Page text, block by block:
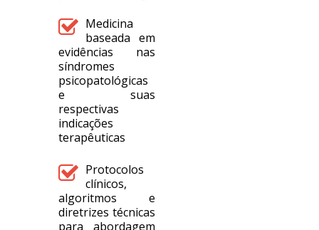
Medicina
baseada em
evidências nas
síndromes
psicopatológicas
e suas
respectivas
indicações
terapêuticas
Protocolos
clínicos,
algoritmos e
diretrizes técnicas
para abordagem